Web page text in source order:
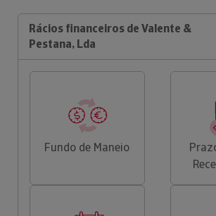
Rácios financeiros de Valente &
Pestana, Lda
Fundo de Maneio